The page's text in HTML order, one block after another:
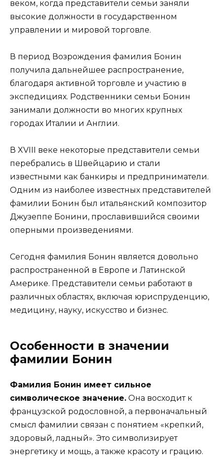
веком, когда представители семьи заняли
высокие должности в государственном
управлении и мировой торговле.
В период Возрождения фамилия Бонин
получила дальнейшее распространение,
благодаря активной торговле и участию в
экспедициях. Родственники семьи Бонин
занимали должности во многих крупных
городах Италии и Англии.
В XVIII веке некоторые представители семьи
перебрались в Швейцарию и стали
известными как банкиры и предприниматели.
Одним из наиболее известных представителей
фамилии Бонин был итальянский композитор
Джузеппе Бонини, прославившийся своими
оперными произведениями.
Сегодня фамилия Бонин является довольно
распространенной в Европе и Латинской
Америке. Представители семьи работают в
различных областях, включая юриспруденцию,
медицину, науку, искусство и бизнес.
Особенности в значении
фамилии Бонин
Фамилия Бонин имеет сильное
символическое значение. Она восходит к
французской родословной, а первоначальный
смысл фамилии связан с понятием «крепкий,
здоровый, ладный». Это символизирует
энергетику и мощь, а также красоту и грацию.